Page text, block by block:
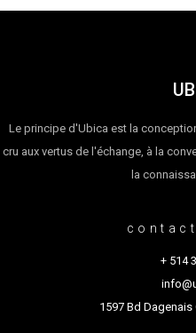
Le principe d'Ubica est la
cru aux vertus de l'échange, à la
la
+ 514
1597 Bd Dagenais